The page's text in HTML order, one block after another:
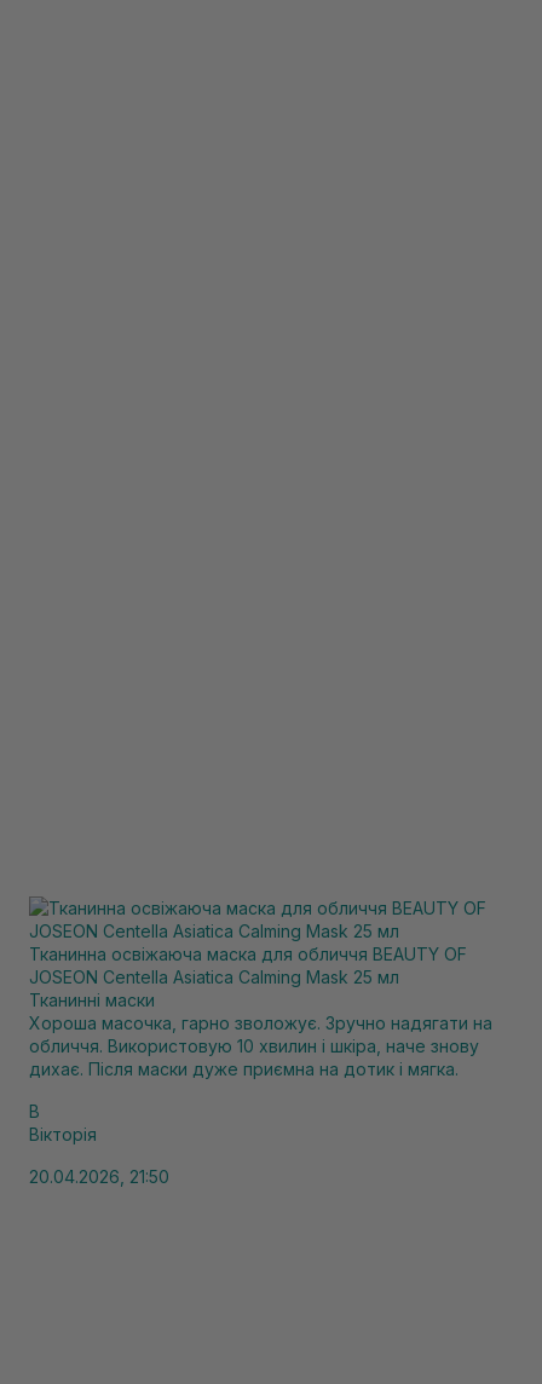
Тканинна освіжаюча маска для обличчя BEAUTY OF
JOSEON Centella Asiatica Calming Mask 25 мл
Тканинні маски
Хороша масочка, гарно зволожує. Зручно надягати на
обличчя. Використовую 10 хвилин і шкіра, наче знову
дихає. Після маски дуже приємна на дотик і мягка.
В
Вікторія
20.04.2026, 21:50